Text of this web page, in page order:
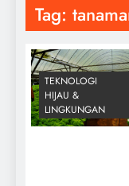
Tag:
TEKNOLOGI
HIJAU &
LINGKUNGAN